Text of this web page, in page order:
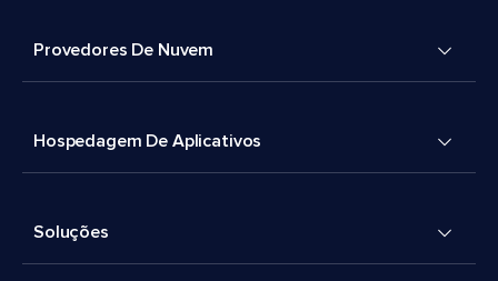
Provedores De Nuvem
Hospedagem De Aplicativos
Soluções